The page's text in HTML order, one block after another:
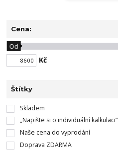
Cena:
Kč
Od
Štítky
Skladem
„Napište si o individuální kalkulaci“
Naše cena do vyprodání
Doprava ZDARMA